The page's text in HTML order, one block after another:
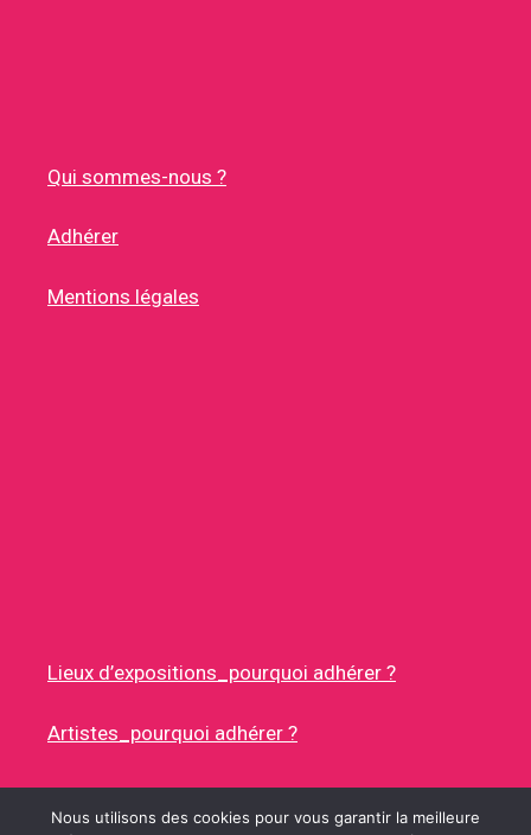
Qui sommes-nous ?
Adhérer
Mentions légales
Lieux d’expositions_pourquoi adhérer ?
Artistes_pourquoi adhérer ?
Nous utilisons des cookies pour vous garantir la meilleure